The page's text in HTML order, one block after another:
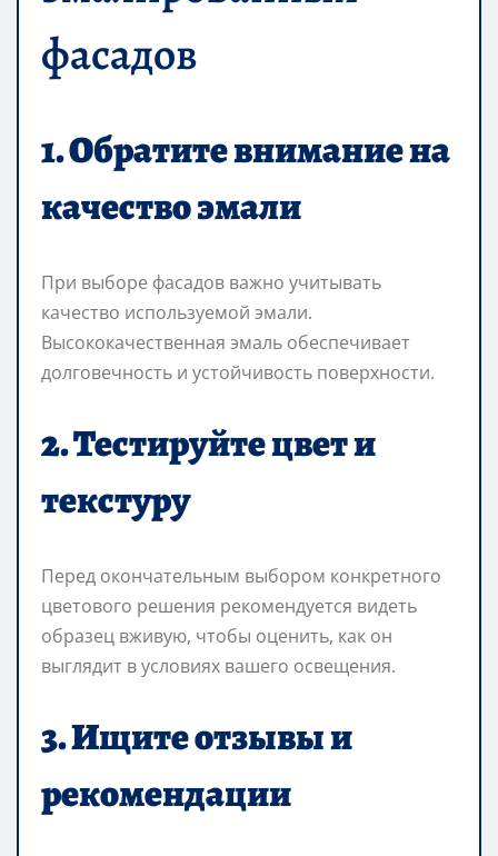
фасадов
1. Обратите внимание на
качество эмали
При выборе фасадов важно учитывать
качество используемой эмали.
Высококачественная эмаль обеспечивает
долговечность и устойчивость поверхности.
2. Тестируйте цвет и
текстуру
Перед окончательным выбором конкретного
цветового решения рекомендуется видеть
образец вживую, чтобы оценить, как он
выглядит в условиях вашего освещения.
3. Ищите отзывы и
рекомендации